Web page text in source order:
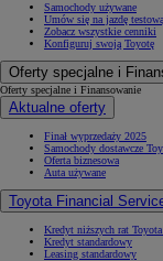
Samochody używane
Umów się na jazdę testową
Zobacz wszystkie cenniki
Konfiguruj swoją Toyotę
Oferty specjalne i
Oferty specjalne i Finansowanie
Aktualne oferty
Finał wyprzedaży 2025
Samochody dostawcze
Oferta biznesowa
Auta używane
Toyota Financial
Kredyt niższych rat
Kredyt standardowy
Leasing standardowy